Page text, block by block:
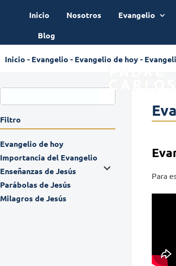
Inicio Nosotros Evangelio
Blog
Inicio - Evangelio - Evangelio de hoy-
Filtro
Evangelio de hoy
Importancia del Evangelio
Enseñanzas de Jesús
Parábolas de Jesús
Milagros de Jesús
Para